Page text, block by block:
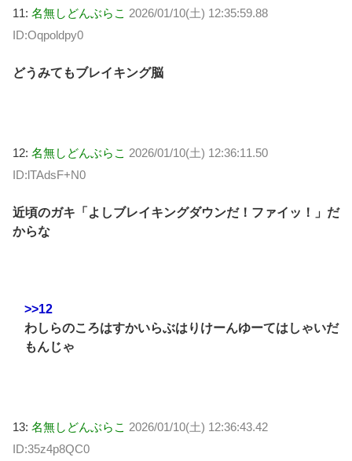
11: 名無しどんぶらこ 2026/01/10(土) 12:35:59.88
ID:Oqpoldpy0
どうみてもブレイキング脳
12: 名無しどんぶらこ 2026/01/10(土) 12:36:11.50
ID:lTAdsF+N0
近頃のガキ「よしブレイキングダウンだ！ファイッ！」だ
からな
>>12
わしらのころはすかいらぶはりけーんゆーてはしゃいだ
もんじゃ
13: 名無しどんぶらこ 2026/01/10(土) 12:36:43.42
ID:35z4p8QC0